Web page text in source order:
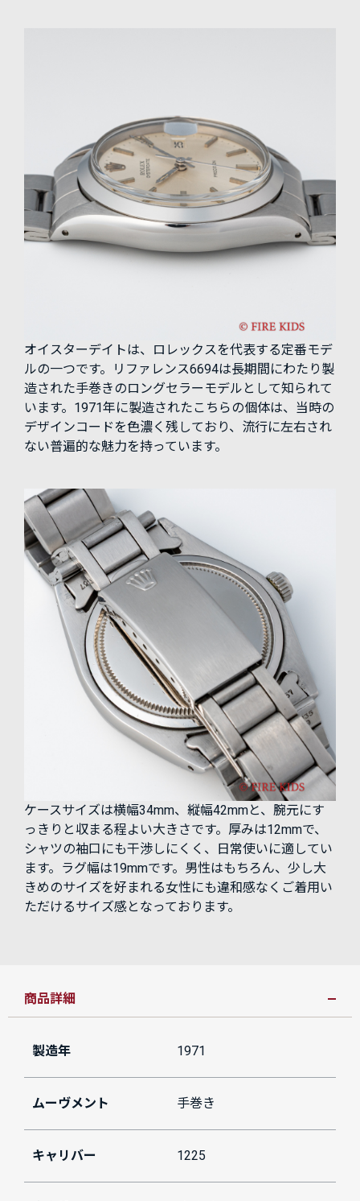
オイスターデイトは、ロレックスを代表する定番モデ
ルの一つです。リファレンス6694は長期間にわたり製
造された手巻きのロングセラーモデルとして知られて
います。1971年に製造されたこちらの個体は、当時の
デザインコードを色濃く残しており、流行に左右され
ない普遍的な魅力を持っています。
ケースサイズは横幅34mm、縦幅42mmと、腕元にす
っきりと収まる程よい大きさです。厚みは12mmで、
シャツの袖口にも干渉しにくく、日常使いに適してい
ます。ラグ幅は19mmです。男性はもちろん、少し大
きめのサイズを好まれる女性にも違和感なくご着用い
ただけるサイズ感となっております。
商品詳細
製造年 1971
ムーヴメント 手巻き
キャリバー 1225